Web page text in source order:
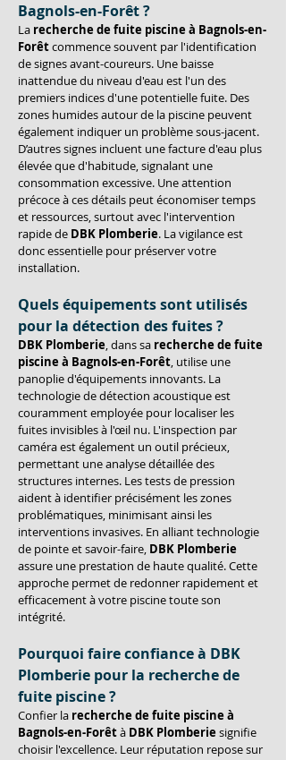
Bagnols-en-Forêt ?
La recherche de fuite piscine à Bagnols-en-
Forêt commence souvent par l'identification
de signes avant-coureurs. Une baisse
inattendue du niveau d'eau est l'un des
premiers indices d'une potentielle fuite. Des
zones humides autour de la piscine peuvent
également indiquer un problème sous-jacent.
D’autres signes incluent une facture d'eau plus
élevée que d'habitude, signalant une
consommation excessive. Une attention
précoce à ces détails peut économiser temps
et ressources, surtout avec l'intervention
rapide de DBK Plomberie. La vigilance est
donc essentielle pour préserver votre
installation.
Quels équipements sont utilisés
pour la détection des fuites ?
DBK Plomberie, dans sa recherche de fuite
piscine à Bagnols-en-Forêt, utilise une
panoplie d'équipements innovants. La
technologie de détection acoustique est
couramment employée pour localiser les
fuites invisibles à l'œil nu. L'inspection par
caméra est également un outil précieux,
permettant une analyse détaillée des
structures internes. Les tests de pression
aident à identifier précisément les zones
problématiques, minimisant ainsi les
interventions invasives. En alliant technologie
de pointe et savoir-faire, DBK Plomberie
assure une prestation de haute qualité. Cette
approche permet de redonner rapidement et
efficacement à votre piscine toute son
intégrité.
Pourquoi faire confiance à DBK
Plomberie pour la recherche de
fuite piscine ?
Confier la recherche de fuite piscine à
Bagnols-en-Forêt à DBK Plomberie signifie
choisir l'excellence. Leur réputation repose sur